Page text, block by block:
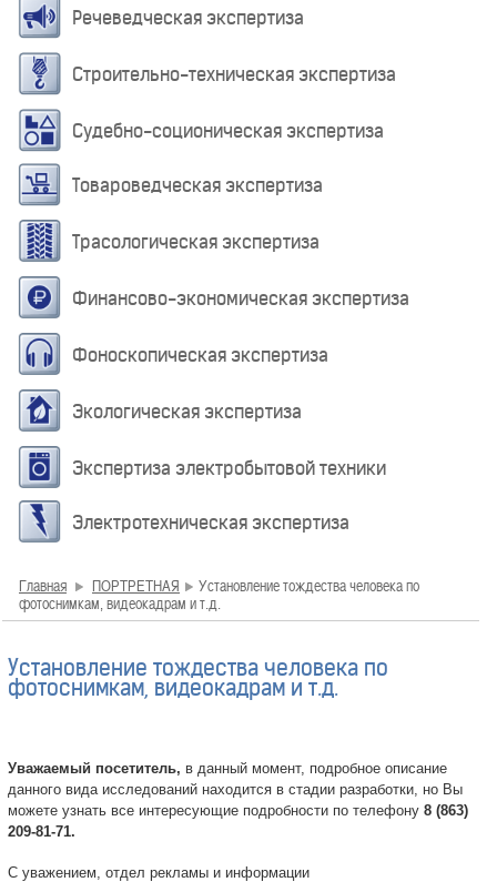
Речеведческая экспертиза
Строительно-техническая экспертиза
Судебно-соционическая экспертиза
Товароведческая экспертиза
Трасологическая экспертиза
Финансово-экономическая экспертиза
Фоноскопическая экспертиза
Экологическая экспертиза
Экспертиза электробытовой техники
Электротехническая экспертиза
Главная ПОРТРЕТНАЯ
Установление тождества человека по
фотоснимкам, видеокадрам и т.д.
Установление тождества человека по
фотоснимкам, видеокадрам и т.д.
Уважаемый посетитель, в данный момент, подробное описание
данного вида исследований находится в стадии разработки, но Вы
можете узнать все интересующие подробности по телефону 8 (863)
209-81-71.
С уважением, отдел рекламы и информации